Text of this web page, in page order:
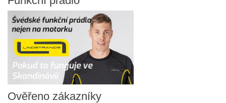
Ověřeno zákazníky